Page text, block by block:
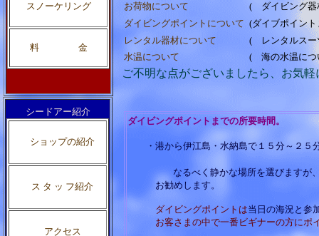
シードアー紹介
ショップの紹介
ス タ ッ フ紹介
アクセス
スノーケリング
料 金
ダイビングポイントまでの所要時間。
・港から伊江島・水納島で１５分～
なるべく静かな場所を選びますが
お勧めします。
ダイビングポイントは当日の海況と参
お客さまの中で一番ビギナーの方にポイ
お荷物について
( ダイビング器
ダイビングポイントについて (ダイブポイン
レンタル器材について
( レンタルスー
水温について
( 海の水温につ
ご不明な点がございましたら、お気